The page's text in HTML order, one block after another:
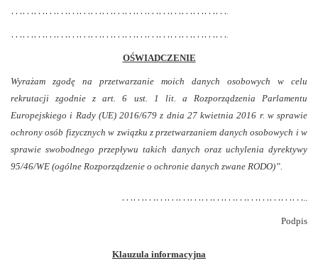
………………………………………………….
………………………………………………….
OŚWIADCZENIE
Wyrażam zgodę na przetwarzanie moich danych osobowych w celu
rekrutacji zgodnie z art. 6 ust. 1 lit. a Rozporządzenia Parlamentu
Europejskiego i Rady (UE) 2016/679 z dnia 27 kwietnia 2016 r. w sprawie
ochrony osób fizycznych w związku z przetwarzaniem danych osobowych i w
sprawie swobodnego przepływu takich danych oraz uchylenia dyrektywy
95/46/WE (ogólne Rozporządzenie o ochronie danych zwane RODO)”.
…………………………………………..
Podpis
Klauzula informacyjna